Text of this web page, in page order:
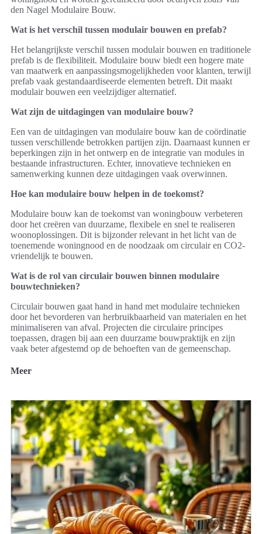
den Nagel Modulaire Bouw.
Wat is het verschil tussen modulair bouwen en prefab?
Het belangrijkste verschil tussen modulair bouwen en traditionele
prefab is de flexibiliteit. Modulaire bouw biedt een hogere mate
van maatwerk en aanpassingsmogelijkheden voor klanten, terwijl
prefab vaak gestandaardiseerde elementen betreft. Dit maakt
modulair bouwen een veelzijdiger alternatief.
Wat zijn de uitdagingen van modulaire bouw?
Een van de uitdagingen van modulaire bouw kan de coördinatie
tussen verschillende betrokken partijen zijn. Daarnaast kunnen er
beperkingen zijn in het ontwerp en de integratie van modules in
bestaande infrastructuren. Echter, innovatieve technieken en
samenwerking kunnen deze uitdagingen vaak overwinnen.
Hoe kan modulaire bouw helpen in de toekomst?
Modulaire bouw kan de toekomst van woningbouw verbeteren
door het creëren van duurzame, flexibele en snel te realiseren
woonoplossingen. Dit is bijzonder relevant in het licht van de
toenemende woningnood en de noodzaak om circulair en CO2-
vriendelijk te bouwen.
Wat is de rol van circulair bouwen binnen modulaire
bouwtechnieken?
Circulair bouwen gaat hand in hand met modulaire technieken
door het bevorderen van herbruikbaarheid van materialen en het
minimaliseren van afval. Projecten die circulaire principes
toepassen, dragen bij aan een duurzame bouwpraktijk en zijn
vaak beter afgestemd op de behoeften van de gemeenschap.
Meer